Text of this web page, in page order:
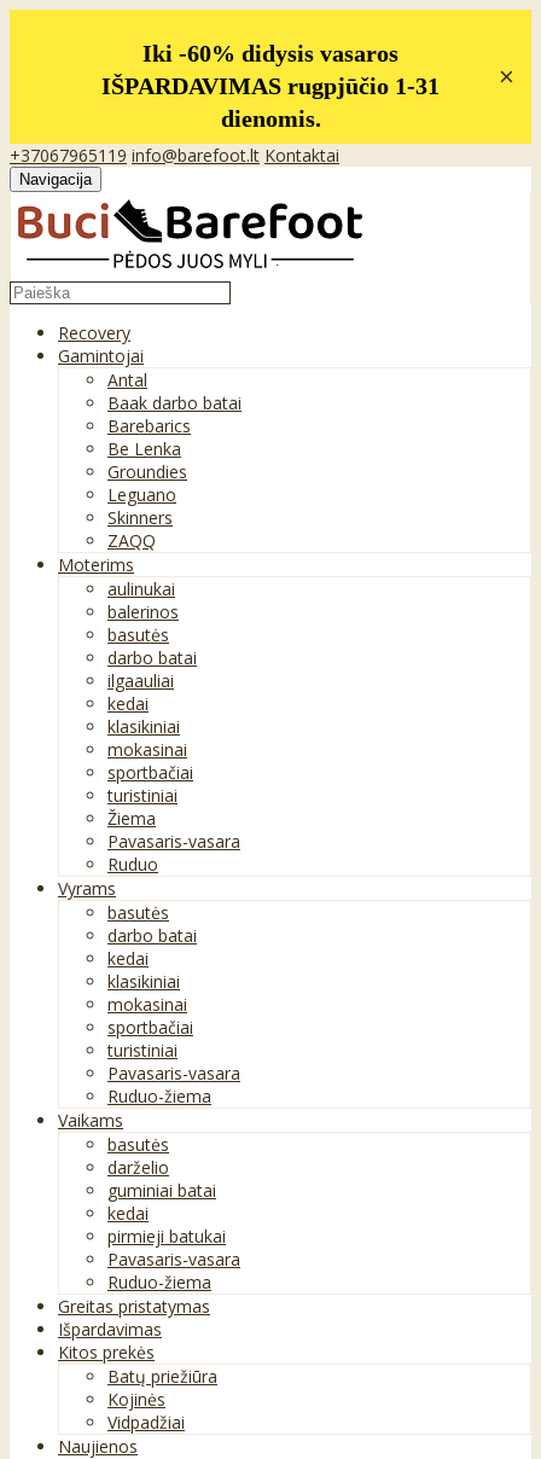
Iki -60% didysis vasaros
IŠPARDAVIMAS rugpjūčio 1-31
dienomis.
×
+37067965119 info@barefoot.lt Kontaktai
Navigacija
Recovery
Gamintojai
Antal
Baak darbo batai
Barebarics
Be Lenka
Groundies
Leguano
Skinners
ZAQQ
Moterims
aulinukai
balerinos
basutės
darbo batai
ilgaauliai
kedai
klasikiniai
mokasinai
sportbačiai
turistiniai
Žiema
Pavasaris-vasara
Ruduo
Vyrams
basutės
darbo batai
kedai
klasikiniai
mokasinai
sportbačiai
turistiniai
Pavasaris-vasara
Ruduo-žiema
Vaikams
basutės
darželio
guminiai batai
kedai
pirmieji batukai
Pavasaris-vasara
Ruduo-žiema
Greitas pristatymas
Išpardavimas
Kitos prekės
Batų priežiūra
Kojinės
Vidpadžiai
Naujienos